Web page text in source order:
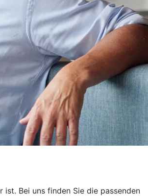
ist. Bei uns finden Sie die passenden